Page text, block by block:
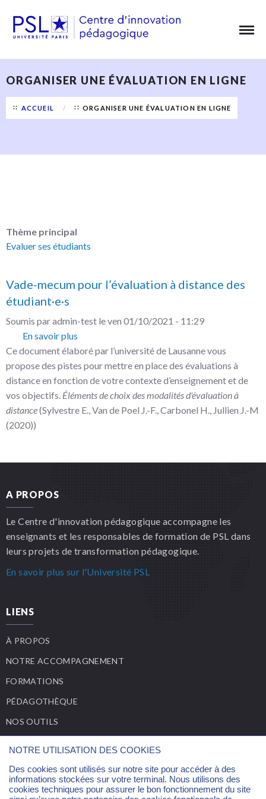
NOTRE UTILISATION DES COOKIES
Des cookies sont utilisés sur notre site pour accéder à des
informations stockées sur votre terminal. Nous utilisons des
cookies techniques pour assurer le bon fonctionnement du site
contenu
ORGANISER UNE ÉVALUATION EN LIGNE
ACCUEIL ORGANISER UNE ÉVALUATION EN LIGNE
Thème principal
Evaluer ses étudiants
Vade-mecum pour l’évaluation à distance des
étudiant·e·s
Soumis paradmin-test leven 01/10/2021 - 11:29
En savoir plus
Vade-
mecum
pour
l’évaluation
à
Ce document élaboré par l’université de Lausanne vous
propose des pistes pour mettre en place des évaluations à
distance en fonction de votre contexte d’enseignement et de
vos objectifs. Éléments de choix des modalités d'évaluation à
distance(Sylvestre E., Van de Poel J.-F., Carbonel H., Jullien J.-M
(2020))
A PROPOS
Le Centre d'innovation pédagogique accompagne les
enseignants et les responsables de formation de PSL dans
leurs projets de transformation pédagogique.
En savoir plus sur l'Université PSL
LIENS
À PROPOS
NOTRE ACCOMPAGNEMENT
FORMATIONS
PÉDAGOTHÈQUE
NOS OUTILS
CONTACT